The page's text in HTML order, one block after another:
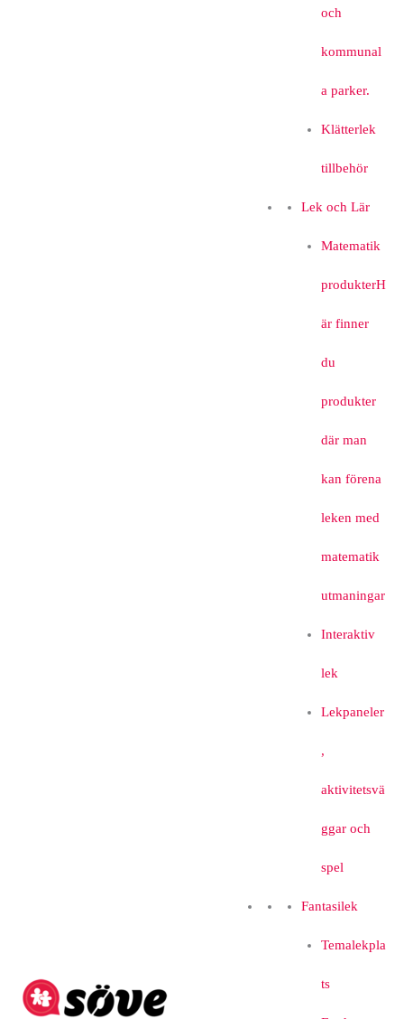
och
kommunal
a parker.
Klätterlek
tillbehör
Lek och Lär
Matematik
produkterH
är finner
du
produkter
där man
kan förena
leken med
matematik
utmaningar
Interaktiv
lek
Lekpaneler
,
aktivitetsvä
ggar och
spel
Fantasilek
Temalekpla
ts